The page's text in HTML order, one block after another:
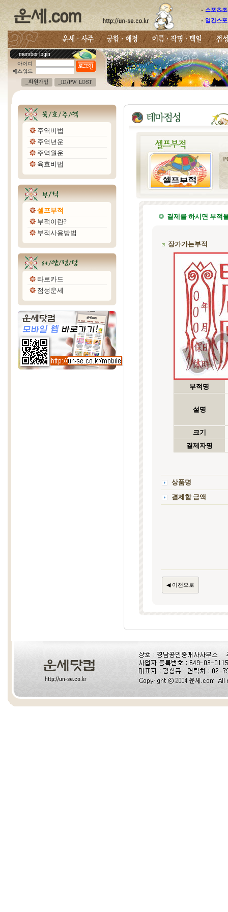
스포츠
일간스
주역비법
주역년운
주역월운
육효비법
셀프부적
부적이란?
부적사용방법
타로카드
점성운세
결제를 하시면 부적
장가가는부적
부적명
설명
크기
결제자명
상품명
결제할 금액
◀ 이전으로